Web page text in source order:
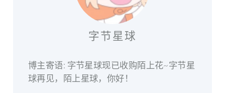
字节星球
博主寄语: 字节星球现已收购陌上花~字节星
球再见，陌上星球，你好！